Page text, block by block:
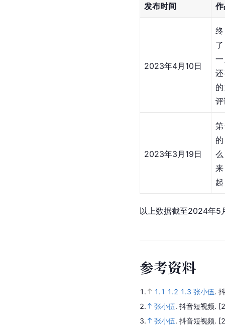
发布时间
2023年4月10日
2023年3月19日
以上数据截至2024年5
参考资料
1. 1.1 1.2 1.3 张小伍.
2.
张小伍. 抖音短视频.
3.
张小伍. 抖音短视频.